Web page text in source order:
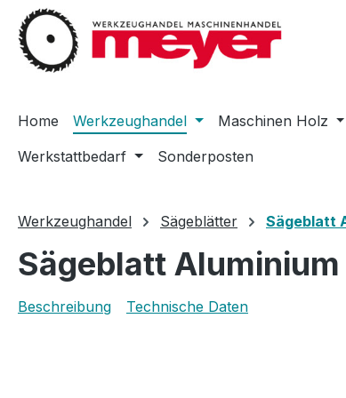
Hauptinhalt springen
Zur Suche springen
Zur Hauptnavigation springen
Home Werkzeughandel Maschinen Holz
Werkstattbedarf
Sonderposten
Werkzeughandel Sägeblätter Sägeblatt
Sägeblatt
Beschreibung Technische Daten